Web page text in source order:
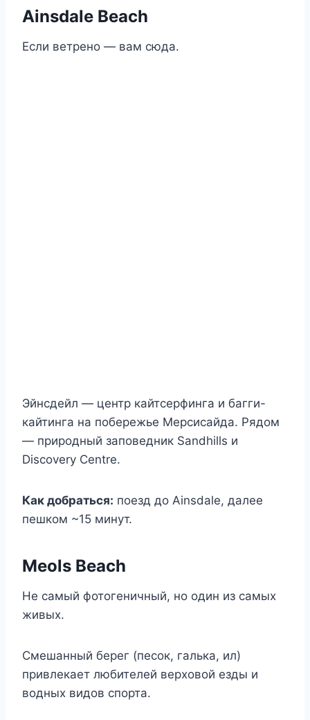
Ainsdale Beach
Если ветрено — вам сюда.
Эйнсдейл — центр кайтсерфинга и багги-
кайтинга на побережье Мерсисайда. Рядом
— природный заповедник Sandhills и
Discovery Centre.
Как добраться: поезд до Ainsdale, далее
пешком ~15 минут.
Meols Beach
Не самый фотогеничный, но один из самых
живых.
Смешанный берег (песок, галька, ил)
привлекает любителей верховой езды и
водных видов спорта.